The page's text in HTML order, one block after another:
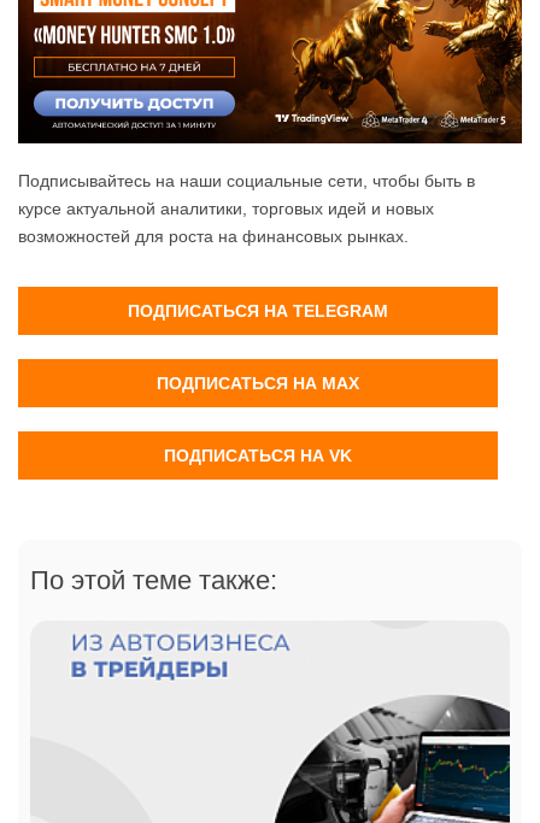
Подписывайтесь на наши социальные сети, чтобы быть в
курсе актуальной аналитики, торговых идей и новых
возможностей для роста на финансовых рынках.
ПОДПИСАТЬСЯ НА TELEGRAM
ПОДПИСАТЬСЯ НА MAX
ПОДПИСАТЬСЯ НА VK
По этой теме также: